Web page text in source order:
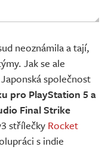
neoznámila a tají,
Jak se ale
společnost
pro PlayStation 5 a
Final Strike
střílečkyRocket
s indie